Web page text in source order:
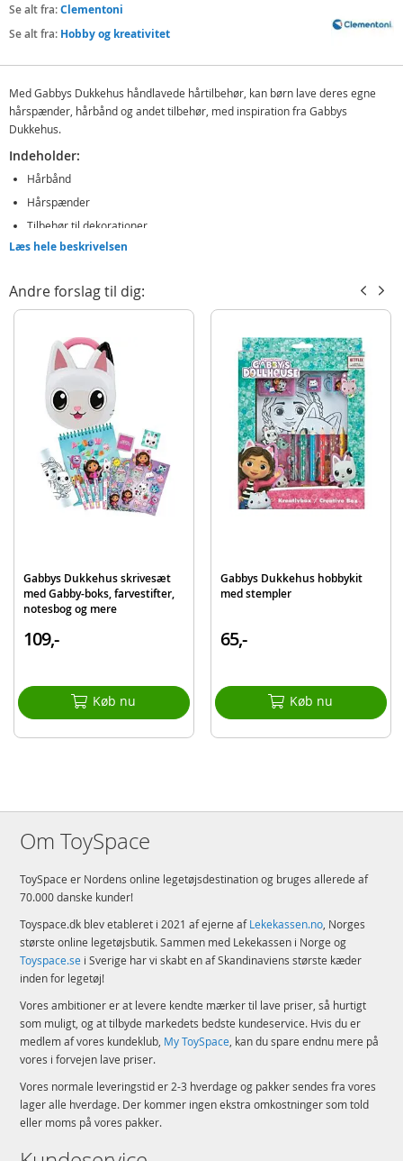
Se alt fra:Clementoni
Se alt fra: Hobby og kreativitet
Med Gabbys Dukkehus håndlavede hårtilbehør, kan børn lave deres egne
hårspænder, hårbånd og andet tilbehør, med inspiration fra Gabbys
Dukkehus.
Indeholder:
Hårbånd
Hårspænder
Tilbehør til dekorationer
Produktdetaljer
8005125188000
Læs hele beskrivelsen
Andre forslag til dig:
Gabbys Dukkehus skrivesæt
med Gabby-boks, farvestifter,
notesbog og mere
109,-
Køb nu
Gabbys Dukkehus hobbykit
med stempler
65,-
Køb nu
Om ToySpace
ToySpace er Nordens online legetøjsdestination og bruges allerede af
70.000 danske kunder!
Toyspace.dk blev etableret i 2021 af ejerne afLekekassen.no, Norges
største online legetøjsbutik. Sammen med Lekekassen i Norge og
Toyspace.se i Sverige har vi skabt en af Skandinaviens største kæder
inden for legetøj!
Vores ambitioner er at levere kendte mærker til lave priser, så hurtigt
som muligt, og at tilbyde markedets bedste kundeservice. Hvis du er
medlem af vores kundeklub, My ToySpace, kan du spare endnu mere på
vores i forvejen lave priser.
Vores normale leveringstid er 2-3 hverdage og pakker sendes fra vores
lager alle hverdage. Der kommer ingen ekstra omkostninger som told
eller moms på vores pakker.